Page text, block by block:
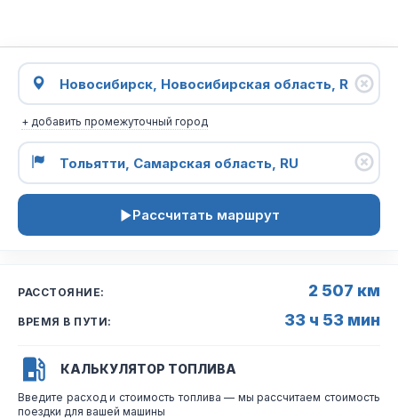
+ добавить промежуточный город
Рассчитать маршрут
РАССТОЯНИЕ: 2 507 км
ВРЕМЯ В ПУТИ: 33 ч 53 мин
КАЛЬКУЛЯТОР ТОПЛИВА
Введите расход и стоимость топлива — мы рассчитаем стоимость
поездки для вашей машины